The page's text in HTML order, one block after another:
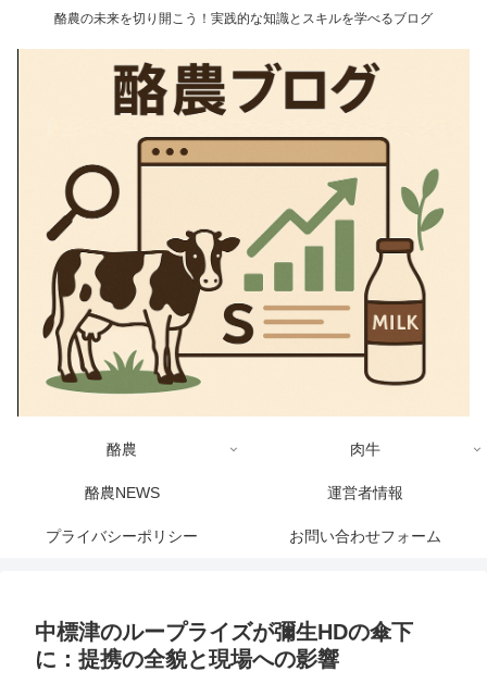
酪農の未来を切り開こう！実践的な知識とスキルを学べるブログ
酪農 肉牛
酪農NEWS 運営者情報
プライバシーポリシー お問い合わせフォーム
中標津のループライズが彌生HDの傘下
に：提携の全貌と現場への影響